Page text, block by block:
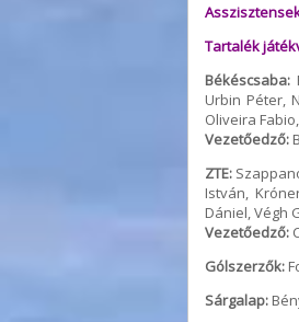
Tartalék
Békéscsaba:
Urbin Péter,
Oliveira
Vezetőedző:
ZTE:
István,
Dániel, Végh
Vezetőedző:
Gólszerzők:
Sárgalap: